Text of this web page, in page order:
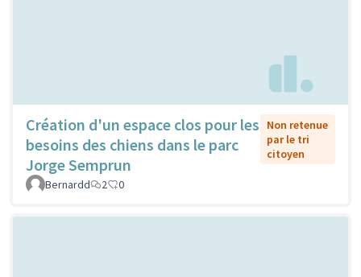
Création d'un espace clos pour les
besoins des chiens dans le parc
Jorge Semprun
Non retenue
par le tri
citoyen
Bernardd 2 0